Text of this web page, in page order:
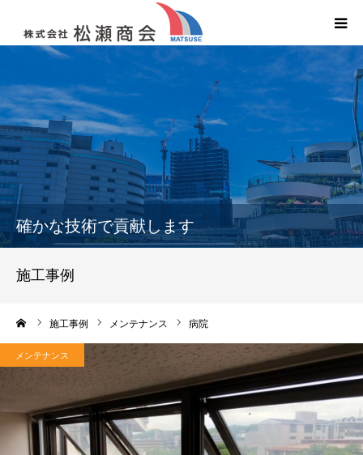
確かな技術で貢献します
施工事例
施工事例 メンテナンス 病院
メンテナンス
会社案内
商品紹介
サービス紹介
レコナ